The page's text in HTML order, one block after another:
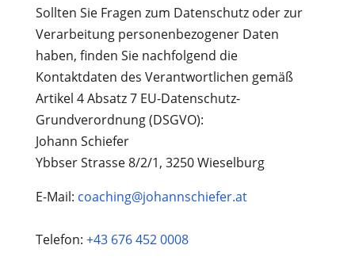
Sollten Sie Fragen zum Datenschutz oder zur
Verarbeitung personenbezogener Daten
haben, finden Sie nachfolgend die
Kontaktdaten des Verantwortlichen gemäß
Artikel 4 Absatz 7 EU-Datenschutz-
Grundverordnung (DSGVO):
Johann Schiefer
Ybbser Strasse 8/2/1, 3250 Wieselburg
E-Mail: coaching@johannschiefer.at
Telefon: +43 676 452 0008